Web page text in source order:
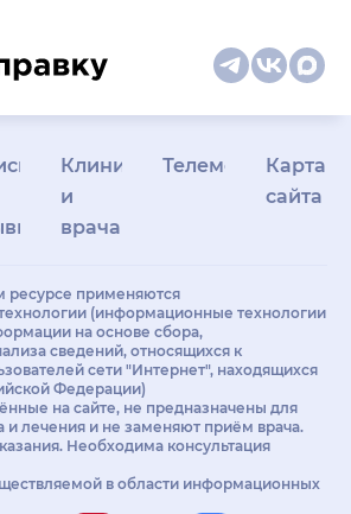
Клиникам
и
врачам
Телемедицина
Карта
сайта
применяются
(информационные технологии
на основе сбора,
сведений, относящихся к
сети "Интернет", находящихся
Федерации)
на сайте, не предназначены для
и лечения и не заменяют приём врача.
Необходима консультация
в области информационных